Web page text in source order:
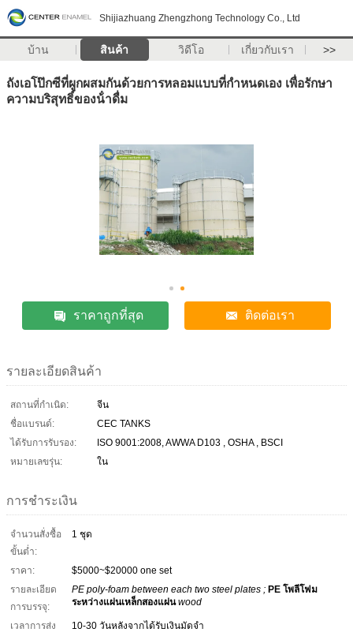
Shijiazhuang Zhengzhong Technology Co., Ltd
บ้าน สินค้า วิดีโอ เกี่ยวกับเรา >>
ถังเอโป๊กซีที่ผูกผสมกันด้วยการหลอมแบบที่กําหนดเอง เพื่อรักษา
ความบริสุทธิ์ของน้ําดื่ม
ราคาถูกที่สุด ติดต่อเรา
รายละเอียดสินค้า
สถานที่กำเนิด:
จีน
ชื่อแบรนด์:
CEC TANKS
ได้รับการรับรอง:
ISO 9001:2008, AWWA D103 , OSHA , BSCI
หมายเลขรุ่น:
ใน
การชำระเงิน
จำนวนสั่งซื้อ
ขั้นต่ำ:
1 ชุด
ราคา:
$5000~$20000 one set
รายละเอียด
การบรรจุ:
PE poly-foam between each two steel plates ; PE โพลีโฟม
ระหว่างแผ่นเหล็กสองแผ่น wood
เวลาการส่ง
10-30 วันหลังจากได้รับเงินมัดจำ